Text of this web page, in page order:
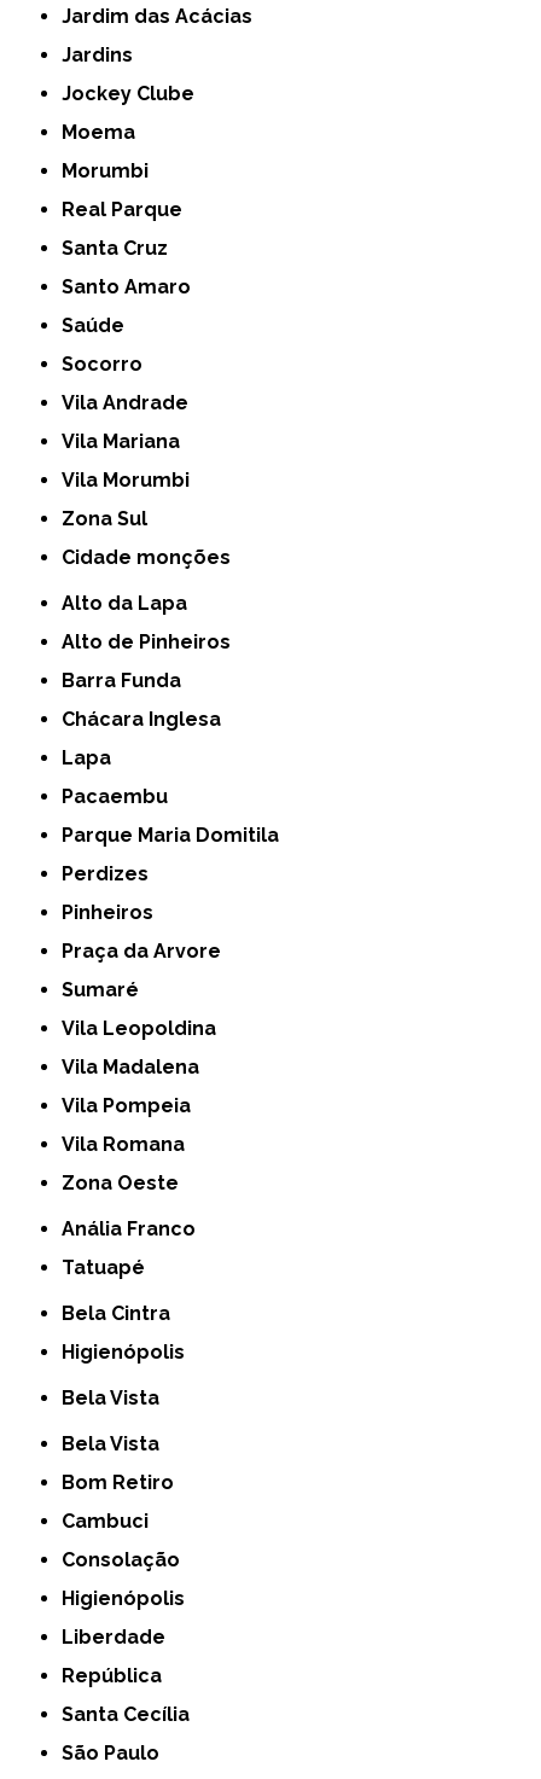
Jardim das Acácias
Jardins
Jockey Clube
Moema
Morumbi
Real Parque
Santa Cruz
Santo Amaro
Saúde
Socorro
Vila Andrade
Vila Mariana
Vila Morumbi
Zona Sul
cidade monções
Alto da Lapa
Alto de Pinheiros
Barra Funda
Chácara Inglesa
Lapa
Pacaembu
Parque Maria Domitila
Perdizes
Pinheiros
Praça da Arvore
Sumaré
Vila Leopoldina
Vila Madalena
Vila Pompeia
Vila Romana
Zona Oeste
Anália Franco
Tatuapé
Bela Cintra
Higienópolis
Bela Vista
Bela Vista
Bom Retiro
Cambuci
Consolação
Higienópolis
Liberdade
República
Santa Cecília
São Paulo